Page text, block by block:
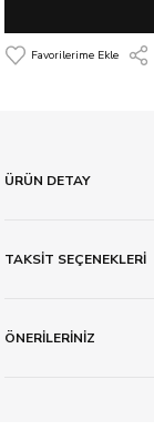
ÜRÜN DETAY
TAKSİT SEÇENEKLERİ
ÖNERİLERİNİZ